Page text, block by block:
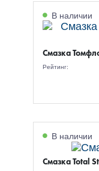
В наличии
Смазка
Рейтинг:
В наличии
Смазка Total